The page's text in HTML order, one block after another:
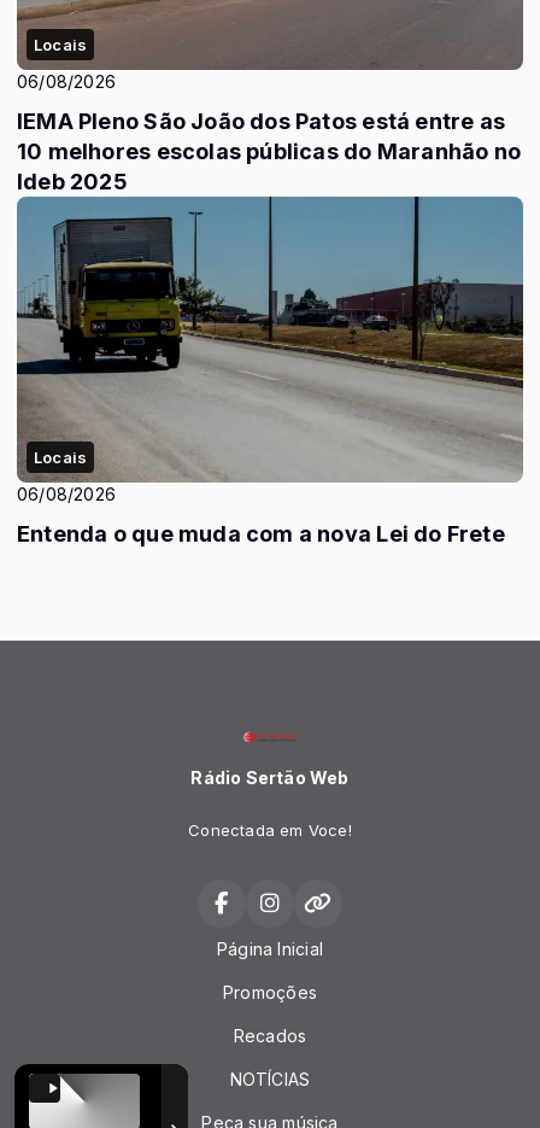
Locais
06/08/2026
IEMA Pleno São João dos Patos está entre as
10 melhores escolas públicas do Maranhão no
Ideb 2025
Locais
06/08/2026
Entenda o que muda com a nova Lei do Frete
Rádio Sertão Web
Conectada em Voce!
Página Inicial
Promoções
Recados
NOTÍCIAS
Peça sua música